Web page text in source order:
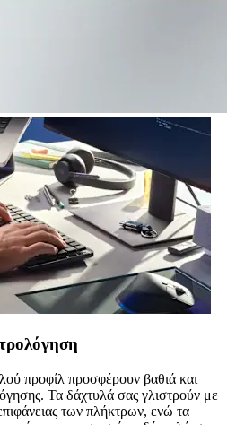
προφίλ προσφέρουν βαθιά και
Τα δάχτυλά σας γλιστρούν με
των πλήκτρων, ενώ τα